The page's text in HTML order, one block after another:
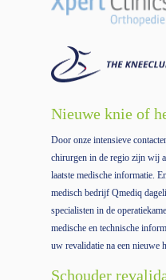
Nieuwe knie of
Door onze intensieve
chirurgen in de regio zijn wij
laatste medische informatie.
medisch bedrijf Qmediq
specialisten in de
medische en technische
uw revalidatie na een nieuwe
Schouder